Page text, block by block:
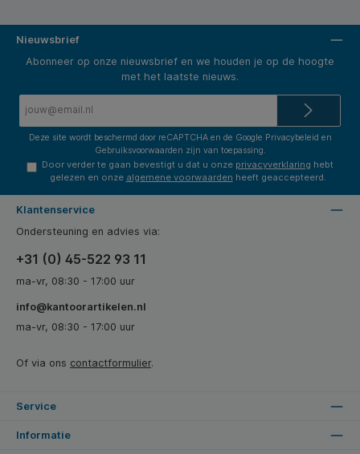
Nieuwsbrief
Abonneer op onze nieuwsbrief en we houden je op de hoogte
met het laatste nieuws.
Deze site wordt beschermd door reCAPTCHA en de Google Privacybeleid en
Gebruiksvoorwaarden zijn van toepassing.
Door verder te gaan bevestigt u dat u onze privacyverklaring hebt
gelezen en onze algemene voorwaarden heeft geaccepteerd.
Klantenservice
Ondersteuning en advies via:
+31 (0) 45-522 93 11
ma-vr, 08:30 - 17:00 uur
info@kantoorartikelen.nl
ma-vr, 08:30 - 17:00 uur
Of via ons contactformulier.
Service
Informatie